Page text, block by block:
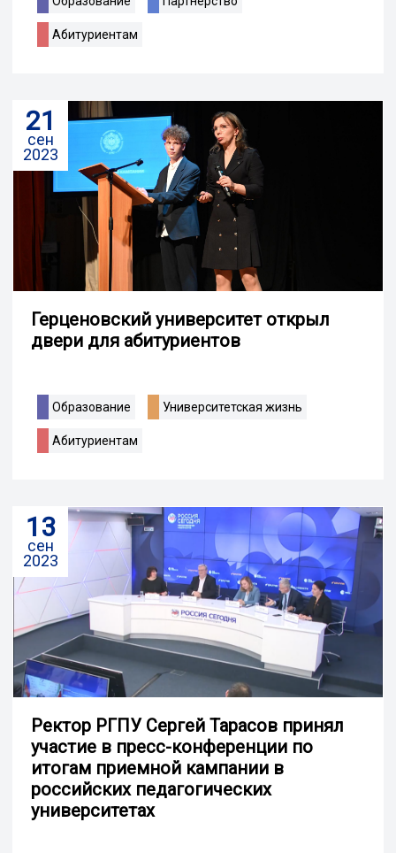
Абитуриентам
21
сен
2023
Герценовский университет открыл
двери для абитуриентов
Образование Университетская жизнь
Абитуриентам
13
сен
2023
Ректор РГПУ Сергей Тарасов принял
участие в пресс-конференции по
итогам приемной кампании в
российских педагогических
университетах